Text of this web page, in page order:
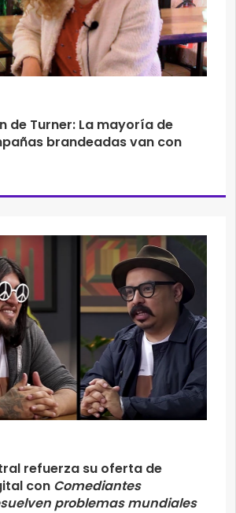
de Turner: La mayoría de
brandeadas van con
refuerza su oferta de
con Comediantes
problemas mundiales